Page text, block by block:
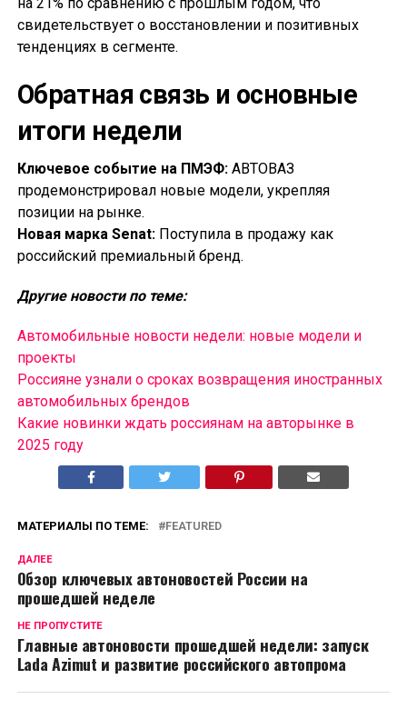
на 21% по сравнению с прошлым годом, что
свидетельствует о восстановлении и позитивных
тенденциях в сегменте.
Обратная связь и основные
итоги недели
Ключевое событие на ПМЭФ:АВТОВАЗ
продемонстрировал новые модели, укрепляя
позиции на рынке.
Новая марка Senat:Поступила в продажу как
российский премиальный бренд.
Другие новости по теме:
Автомобильные новости недели: новые модели и
проекты
Россияне узнали о сроках возвращения иностранных
автомобильных брендов
Какие новинки ждать россиянам на авторынке в
2025 году
МАТЕРИАЛЫ ПО ТЕМЕ: FEATURED
ДАЛЕЕ
Обзор ключевых автоновостей России на
прошедшей неделе
НЕ ПРОПУСТИТЕ
Главные автоновости прошедшей недели: запуск
Lada Azimut и развитие российского автопрома